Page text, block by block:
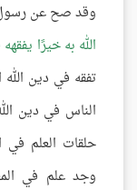
وقد صح عن رسول
الله به خيرًا
تفقه في دين
الناس في دين
حلقات العلم
وجد علم في